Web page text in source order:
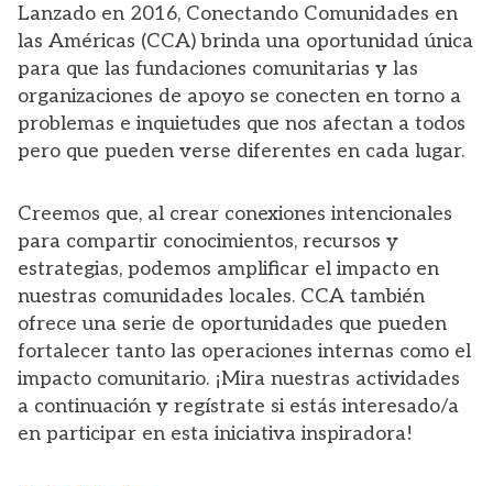
Lanzado en 2016, Conectando Comunidades en
las Américas (CCA) brinda una oportunidad única
para que las fundaciones comunitarias y las
organizaciones de apoyo se conecten en torno a
problemas e inquietudes que nos afectan a todos
pero que pueden verse diferentes en cada lugar.
Creemos que, al crear conexiones intencionales
para compartir conocimientos, recursos y
estrategias, podemos amplificar el impacto en
nuestras comunidades locales. CCA también
ofrece una serie de oportunidades que pueden
fortalecer tanto las operaciones internas como el
impacto comunitario. ¡Mira nuestras actividades
a continuación y regístrate si estás interesado/a
en participar en esta iniciativa inspiradora!